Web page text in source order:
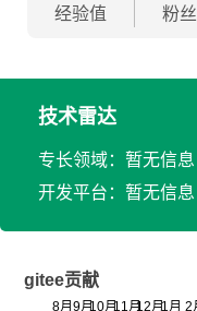
经验值 粉丝
技术雷达
专长领域：暂无信息
开发平台：暂无信息
gitee贡献